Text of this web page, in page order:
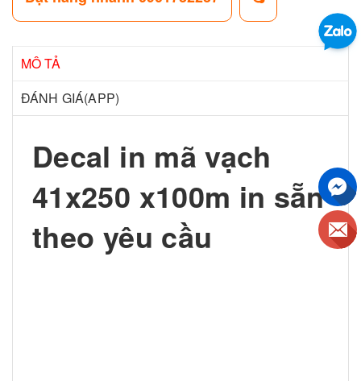
MÔ TẢ
ĐÁNH GIÁ(APP)
Decal in mã vạch
41x250 x100m in sẵn
theo yêu cầu